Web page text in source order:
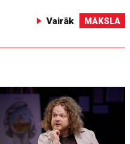
Vairāk MĀKSLA